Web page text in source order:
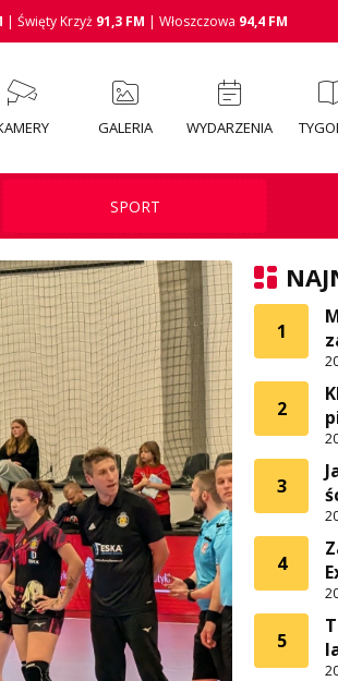
| Święty Krzyż 91,3 FM | Włoszczowa 94,4 FM
GALERIA WYDARZENIA
SPORT
1
2
3
4
5